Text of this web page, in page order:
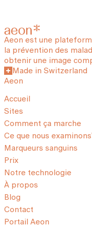
Aeon est une
la prévention des
obtenir une image
Made in Switzerland
Aeon
Accueil
Sites
Comment ça marche
Ce que nous examinons
Marqueurs sanguins
Prix
Notre technologie
À propos
Blog
Contact
Portail Aeon